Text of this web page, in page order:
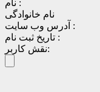
نام :
نام خانوادگی
آدرس وب سایت :
تاریخ ثبت نام :
نقش کاربر: